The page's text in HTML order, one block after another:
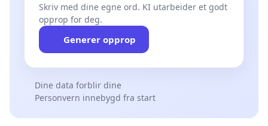
Skriv med dine egne ord. KI utarbeider et godt
opprop for deg.
Generer opprop
Dine data forblir dine
Personvern innebygd fra start